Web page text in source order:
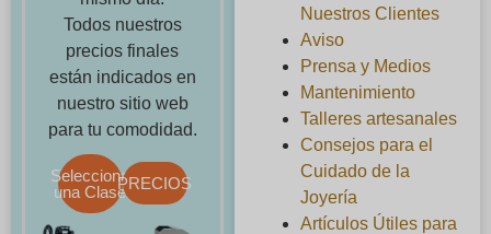
Todos nuestros
precios finales
están indicados en
nuestro sitio web
para tu comodidad.
Selecciona
una ClasePRECIOS
Nuestros Clientes
Aviso
Prensa y Medios
Mantenimiento
Talleres artesanales
Consejos para el
Cuidado de la
Joyería
Artículos Útiles para